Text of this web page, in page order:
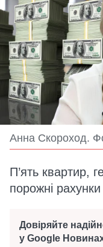
Анна Скороход.
П’ять квартир,
порожні рахунки
Довіряйте
у Google